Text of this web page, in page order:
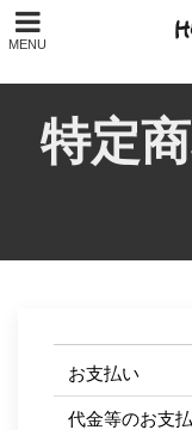
MENU
特定
お支払い
代金等のお支